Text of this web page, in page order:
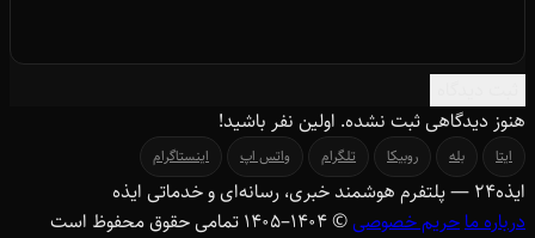
هنوز دیدگاهی ثبت نشده. اولین نفر باشید!
ایتا بله روبیکا تلگرام واتس اپ اینستاگرام
ایذه۲۴ — پلتفرم هوشمند خبری، رسانه‌ای و خدماتی ایذه
درباره ماحریم خصوصی© ۱۴۰۴–1405 تمامی حقوق محفوظ است